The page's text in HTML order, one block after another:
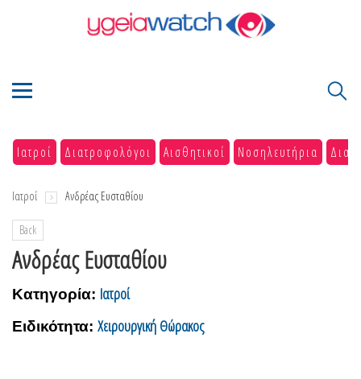
Ιατροί Διατροφολόγοι Αισθητικοί Νοσηλευτήρια
Ιατροί Ανδρέας Ευσταθίου
Back
Ανδρέας Ευσταθίου
Κατηγορία: Ιατροί
Ειδικότητα: Χειρουργική Θώρακος